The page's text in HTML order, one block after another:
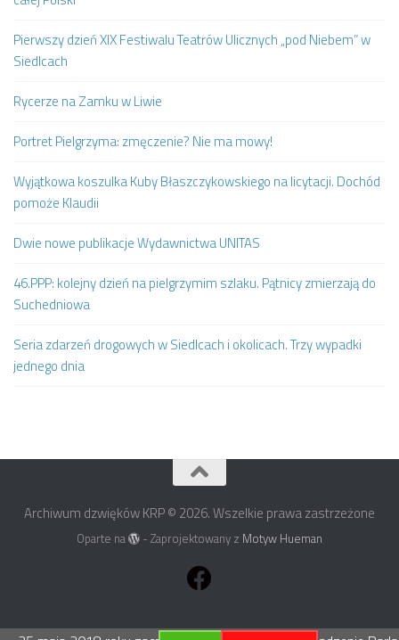
Pierwszy dzień XIX Festiwalu Teatrów Ulicznych „pod Niebem” w
Siedlcach
Rycerze na Zamku w Liwie
Portret Pielgrzyma: zmęczenie? Nie ma mowy!
Wyjątkowa koszulka Kuby Błaszczykowskiego na licytacji. Dochód
pomoże Klaudii
Dwie nowe publikacje Wydawnictwa UNITAS
46.PPP: kolejny dzień na pielgrzymim szlaku. Pątnicy zmierzają do
Suchedniowa
Seria zdarzeń drogowych w Siedlcach i okolicach. Trzy wypadki
jednego dnia
Archiwum dzwięków KRP © 2026. Wszelkie prawa zastrzeżone
Oparte na - Zaprojektowany z Motyw Hueman